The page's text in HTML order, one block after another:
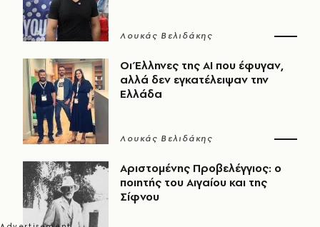
Λουκάς Βελιδάκης
Οι Έλληνες της ΑΙ που έφυγαν,
αλλά δεν εγκατέλειψαν την
Ελλάδα
Λουκάς Βελιδάκης
Αριστομένης Προβελέγγιος: ο
ποιητής του Αιγαίου και της
Σίφνου